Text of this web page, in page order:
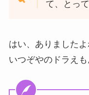
て、とっ
はい、ありましたよ
いつぞやのドラえ